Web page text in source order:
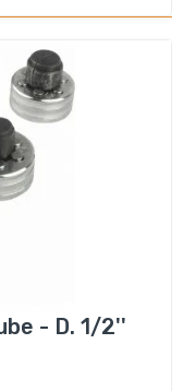
- D. 1/2''